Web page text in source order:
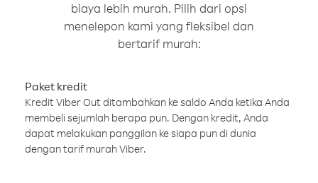
biaya lebih murah. Pilih dari opsi
menelepon kami yang fleksibel dan
bertarif murah:
Paket kredit
Kredit Viber Out ditambahkan ke saldo Anda ketika Anda
membeli sejumlah berapa pun. Dengan kredit, Anda
dapat melakukan panggilan ke siapa pun di dunia
dengan tarif murah Viber.